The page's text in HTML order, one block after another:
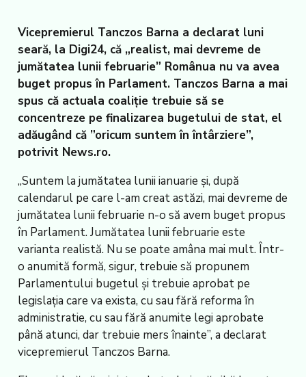
Vicepremierul Tanczos Barna a declarat luni
seară, la Digi24, că „realist, mai devreme de
jumătatea lunii februarie” Românua nu va avea
buget propus în Parlament. Tanczos Barna a mai
spus că actuala coaliţie trebuie să se
concentreze pe finalizarea bugetului de stat, el
adăugând că ”oricum suntem în întârziere”,
potrivit News.ro.
„Suntem la jumătatea lunii ianuarie şi, după
calendarul pe care l-am creat astăzi, mai devreme de
jumătatea lunii februarie n-o să avem buget propus
în Parlament. Jumătatea lunii februarie este
varianta realistă. Nu se poate amâna mai mult. Într-
o anumită formă, sigur, trebuie să propunem
Parlamentului bugetul şi trebuie aprobat pe
legislaţia care va exista, cu sau fără reforma în
administratie, cu sau fără anumite legi aprobate
până atunci, dar trebuie mers înainte”, a declarat
vicepremierul Tanczos Barna.